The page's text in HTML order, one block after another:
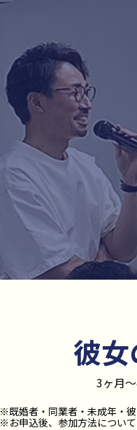
彼
3ヶ月
※既婚者・同業者・未成年・
※お申込後、参加方法につい